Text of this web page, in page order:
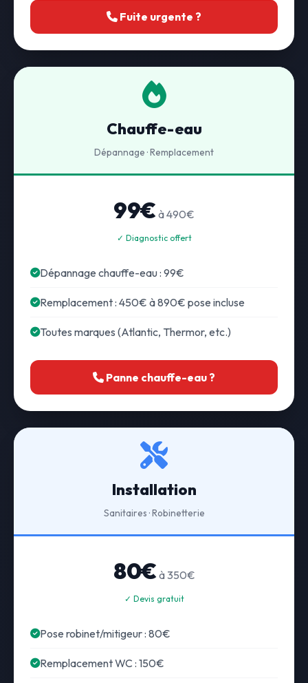
Fuite urgente ?
Chauffe-eau
Dépannage · Remplacement
99€ à 490€
✓ Diagnostic offert
Dépannage chauffe-eau : 99€
Remplacement : 450€ à 890€ pose incluse
Toutes marques (Atlantic, Thermor, etc.)
Panne chauffe-eau ?
Installation
Sanitaires · Robinetterie
80€ à 350€
✓ Devis gratuit
Pose robinet/mitigeur : 80€
Remplacement WC : 150€